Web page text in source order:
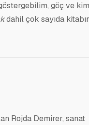
göç ve
dahil çok sayıda
Rojda Demirer, sanat